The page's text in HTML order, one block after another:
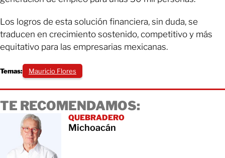
Los logros de esta solución financiera, sin duda, se
traducen en crecimiento sostenido, competitivo y más
equitativo para las empresarias mexicanas.
Temas: Mauricio Flores
TE RECOMENDAMOS:
QUEBRADERO
Michoacán